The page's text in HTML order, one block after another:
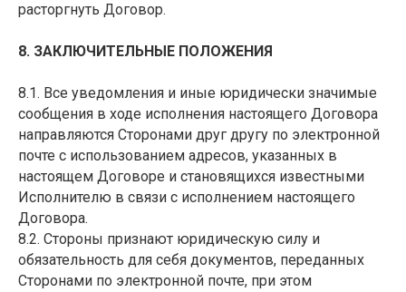
расторгнуть Договор.
8. ЗАКЛЮЧИТЕЛЬНЫЕ ПОЛОЖЕНИЯ
8.1. Все уведомления и иные юридически значимые
сообщения в ходе исполнения настоящего Договора
направляются Сторонами друг другу по электронной
почте с использованием адресов, указанных в
настоящем Договоре и становящихся известными
Исполнителю в связи с исполнением настоящего
Договора.
8.2. Стороны признают юридическую силу и
обязательность для себя документов, переданных
Сторонами по электронной почте, при этом